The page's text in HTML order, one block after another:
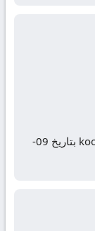
نتيجة مباراة ساسولو وروما كورة لايف koora live بتاريخ 09-